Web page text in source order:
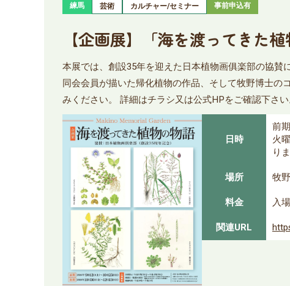
練馬 芸術 カルチャー/セミナー 事前申込有
【企画展】「海を渡ってきた植
本展では、創設35年を迎えた日本植物画俱楽部の協
同会会員が描いた帰化植物の作品、そして牧野博士
みください。 詳細はチラシ又は公式HPをご確認下さい
日時
前
火
り
場所
牧
料金
入
関連URL